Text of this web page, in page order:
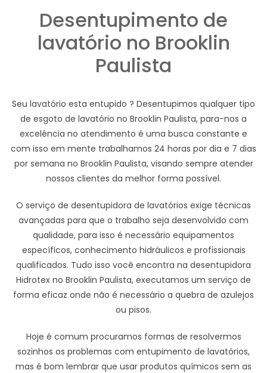
Desentupimento de
lavatório no Brooklin
Paulista
Seu lavatório esta entupido ? Desentupimos qualquer tipo
de esgoto de lavatório no Brooklin Paulista, para-nos a
excelência no atendimento é uma busca constante e
com isso em mente trabalhamos 24 horas por dia e 7 dias
por semana no Brooklin Paulista, visando sempre atender
nossos clientes da melhor forma possível.
O serviço de desentupidora de lavatórios exige técnicas
avançadas para que o trabalho seja desenvolvido com
qualidade, para isso é necessário equipamentos
específicos, conhecimento hidráulicos e profissionais
qualificados. Tudo isso você encontra na desentupidora
Hidrotex no Brooklin Paulista, executamos um serviço de
forma eficaz onde não é necessário a quebra de azulejos
ou pisos.
Hoje é comum procuramos formas de resolvermos
sozinhos os problemas com entupimento de lavatórios,
mas é bom lembrar que usar produtos químicos sem as